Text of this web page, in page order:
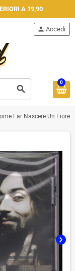
A 19,90
search
person Accedi
0
Far Nascere Un Fiore
chevron_right